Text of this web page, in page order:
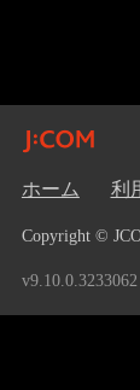
ホーム 利
Copyright ©
v9.10.0.3233062